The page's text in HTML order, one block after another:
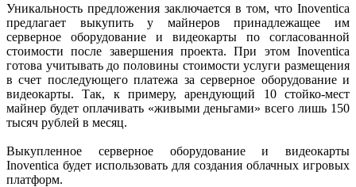
Уникальность предложения заключается в том, что Inoventica
предлагает выкупить у майнеров принадлежащее им
серверное оборудование и видеокарты по согласованной
стоимости после завершения проекта. При этом Inoventica
готова учитывать до половины стоимости услуги размещения
в счет последующего платежа за серверное оборудование и
видеокарты. Так, к примеру, арендующий 10 стойко-мест
майнер будет оплачивать «живыми деньгами» всего лишь 150
тысяч рублей в месяц.
Выкупленное серверное оборудование и видеокарты
Inoventica будет использовать для создания облачных игровых
платформ.